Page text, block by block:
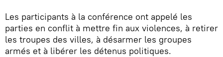
Les participants à la conférence ont appelé les
parties en conflit à mettre fin aux violences, à retirer
les troupes des villes, à désarmer les groupes
armés et à libérer les détenus politiques.